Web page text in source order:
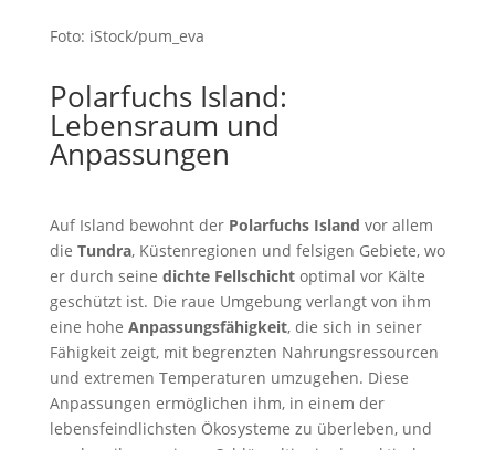
Foto: iStock/pum_eva
Polarfuchs Island:
Lebensraum und
Anpassungen
Auf Island bewohnt der Polarfuchs Island vor allem
die Tundra, Küstenregionen und felsigen Gebiete, wo
er durch seine dichte Fellschichtoptimal vor Kälte
geschützt ist. Die raue Umgebung verlangt von ihm
eine hohe Anpassungsfähigkeit, die sich in seiner
Fähigkeit zeigt, mit begrenzten Nahrungsressourcen
und extremen Temperaturen umzugehen. Diese
Anpassungen ermöglichen ihm, in einem der
lebensfeindlichsten Ökosysteme zu überleben, und